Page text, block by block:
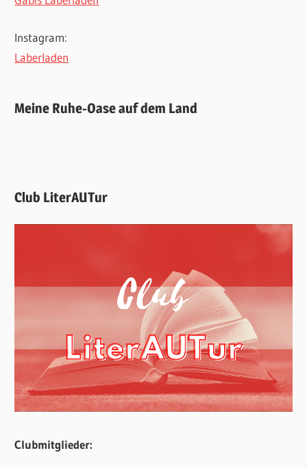
Instagram:
Laberladen
Meine Ruhe-Oase auf dem Land
Club LiterAUTur
Clubmitglieder: